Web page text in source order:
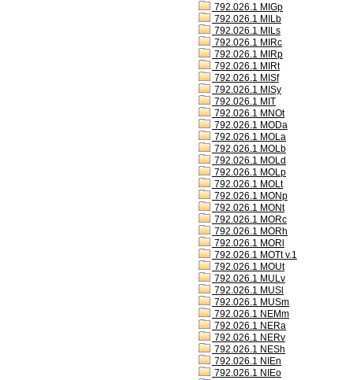
792.026.1 MIGp
792.026.1 MILb
792.026.1 MILs
792.026.1 MIRc
792.026.1 MIRp
792.026.1 MIRt
792.026.1 MISf
792.026.1 MISy
792.026.1 MIT
792.026.1 MNOt
792.026.1 MODa
792.026.1 MOLa
792.026.1 MOLb
792.026.1 MOLd
792.026.1 MOLp
792.026.1 MOLt
792.026.1 MONp
792.026.1 MONt
792.026.1 MORc
792.026.1 MORh
792.026.1 MORl
792.026.1 MOTt v.1
792.026.1 MOUt
792.026.1 MULv
792.026.1 MUSl
792.026.1 MUSm
792.026.1 NEMm
792.026.1 NERa
792.026.1 NERv
792.026.1 NESh
792.026.1 NIEn
792.026.1 NIEo